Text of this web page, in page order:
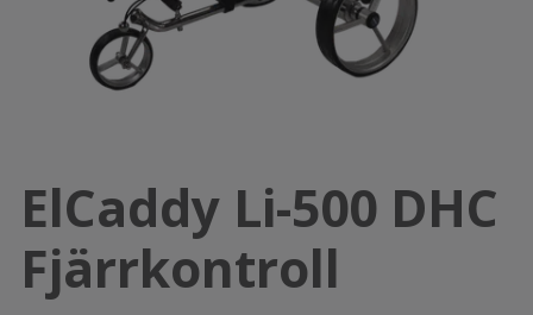
ElCaddy Li-500 DHC
Fjärrkontroll